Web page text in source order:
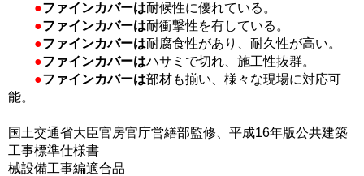
●ファインカバーは耐候性に優れている。
●ファインカバーは耐衝撃性を有している。
●ファインカバーは耐腐食性があり、耐久性が高い。
●ファインカバーはハサミで切れ、施工性抜群。
●ファインカバーは部材も揃い、様々な現場に対応可
能。
国土交通省大臣官房官庁営繕部監修、平成16年版公共建築
工事標準仕様書
械設備工事編適合品